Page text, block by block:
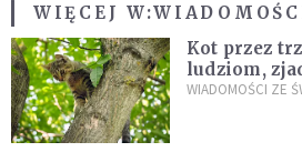
WIĘCEJ W:
Kot przez
ludziom,
kaczki. W
WIADOMOŚCI ZE